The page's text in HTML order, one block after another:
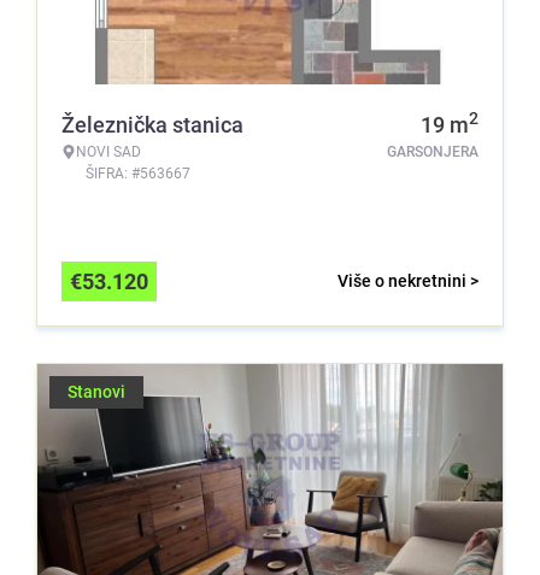
Železnička stanica
NOVI SAD
ŠIFRA: #563667
19 m2
GARSONJERA
Više o nekretnini >
€53.120
Stanovi